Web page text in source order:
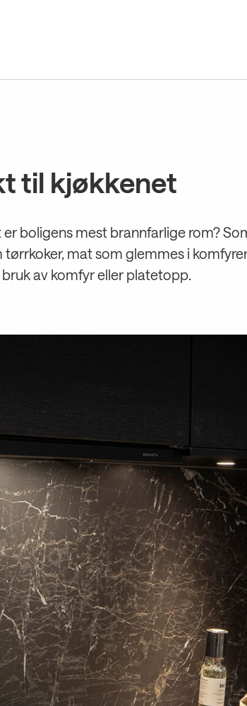
til kjøkkenet
boligens mest brannfarlige rom?
tørrkoker, mat som glemmes i
av komfyr eller platetopp.